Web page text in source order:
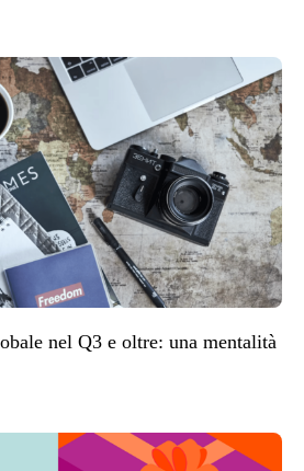
nel Q3 e oltre: una mentalità